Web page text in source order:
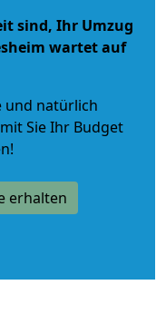
sind, Ihr Umzug
wartet auf
und natürlich
Sie Ihr Budget
erhalten